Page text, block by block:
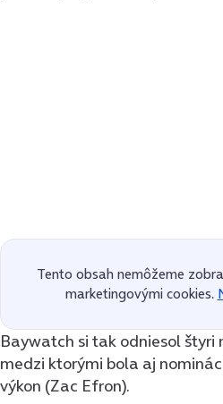
Tento obsah nemôžeme
marketingovými cookies.
Baywatch si tak odniesol štyri
medzi ktorými bola aj
výkon (Zac Efron).